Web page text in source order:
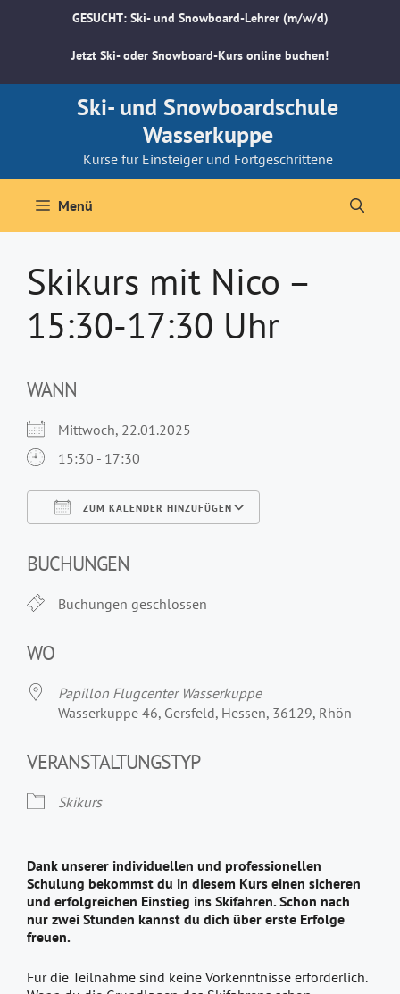
GESUCHT: Ski- und Snowboard-Lehrer (m/w/d)
Jetzt Ski- oder Snowboard-Kurs online buchen!
Ski- und Snowboardschule
Wasserkuppe
Kurse für Einsteiger und Fortgeschrittene
Menü
Skikurs mit Nico –
15:30-17:30 Uhr
WANN
Mittwoch, 22.01.2025
15:30 - 17:30
ZUM KALENDER HINZUFÜGEN
BUCHUNGEN
Buchungen geschlossen
WO
Papillon Flugcenter Wasserkuppe
Wasserkuppe 46, Gersfeld, Hessen, 36129, Rhön
VERANSTALTUNGSTYP
Skikurs
Dank unserer individuellen und professionellen
Schulung bekommst du in diesem Kurs einen sicheren
und erfolgreichen Einstieg ins Skifahren. Schon nach
nur zwei Stunden kannst du dich über erste Erfolge
freuen.
Für die Teilnahme sind keine Vorkenntnisse erforderlich.